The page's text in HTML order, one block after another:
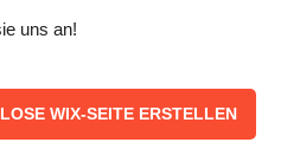
uns an!
WIX-SEITE ERSTELLEN